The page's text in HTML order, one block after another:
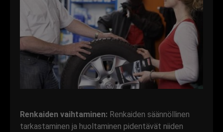
Renkaiden vaihtaminen: Renkaiden säännöllinen
tarkastaminen ja huoltaminen pidentävät niiden